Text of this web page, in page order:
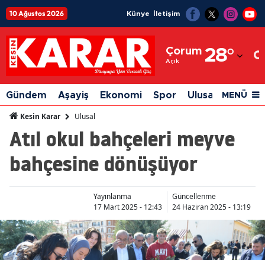
10 Ağustos 2026 Künye İletişim
Çorum
Açık 28°
Adıyaman
Afyonkarahisar
Ağrı
Amasya
Artvin
Aydın
Balıkesir
Gündem Aşayiş Ekonomi Spor Ulusal Siyaset
MENÜ
Kesin Karar Ulusal
Atıl okul bahçeleri meyve
bahçesine dönüşüyor
Yayınlanma
17 Mart 2025 - 12:43
Güncellenme
24 Haziran 2025 - 13:19